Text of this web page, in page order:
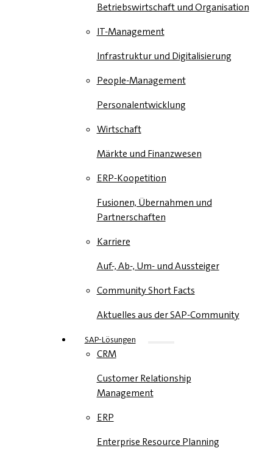
Betriebswirtschaft und Organisation
IT-Management
Infrastruktur und Digitalisierung
People-Management
Personalentwicklung
Wirtschaft
Märkte und Finanzwesen
ERP-Koopetition
Fusionen, Übernahmen und
Partnerschaften
Karriere
Auf-, Ab-, Um- und Aussteiger
Community Short Facts
Aktuelles aus der SAP-Community
SAP-Lösungen
CRM
Customer Relationship
Management
ERP
Enterprise Resource Planning